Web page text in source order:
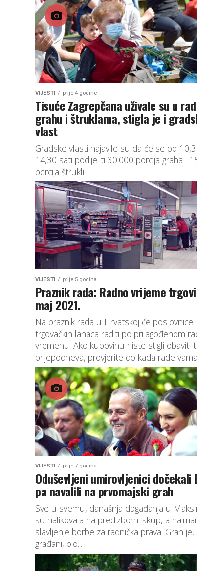
VIJESTI prije 4 godine
Tisuće Zagrepčana uživale su u
grahu i štruklama, stigla je i
vlast
Gradske vlasti najavile su da će se od
14,30 sati podijeliti 30.000 porcija graha i
porcija štrukli.
VIJESTI prije 5 godina
Praznik rada: Radno vrijeme
maj 2021.
Na praznik rada u Hrvatskoj će poslovnice
trgovačkih lanaca raditi po prilagođenom
vremenu. Ako kupovinu niste stigli obaviti
prijepodneva, provjerite do kada rade
VIJESTI prije 7 godina
Oduševljeni umirovljenici dočekali
pa navalili na prvomajski grah
Sve u svemu, današnja događanja u
su nalikovala na predizborni skup, a
slavljenje borbe za radnička prava. Grah je,
građani, bio...